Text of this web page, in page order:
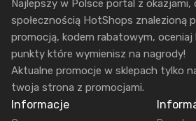
Najlepszy w Polsce portal z okazjami,
społecznością HotShops znalezioną
promocją, kodem rabatowym,
punkty które wymienisz na nagrody!
Aktualne promocje w sklepach tylko
twoja strona z promocjami.
Informacje